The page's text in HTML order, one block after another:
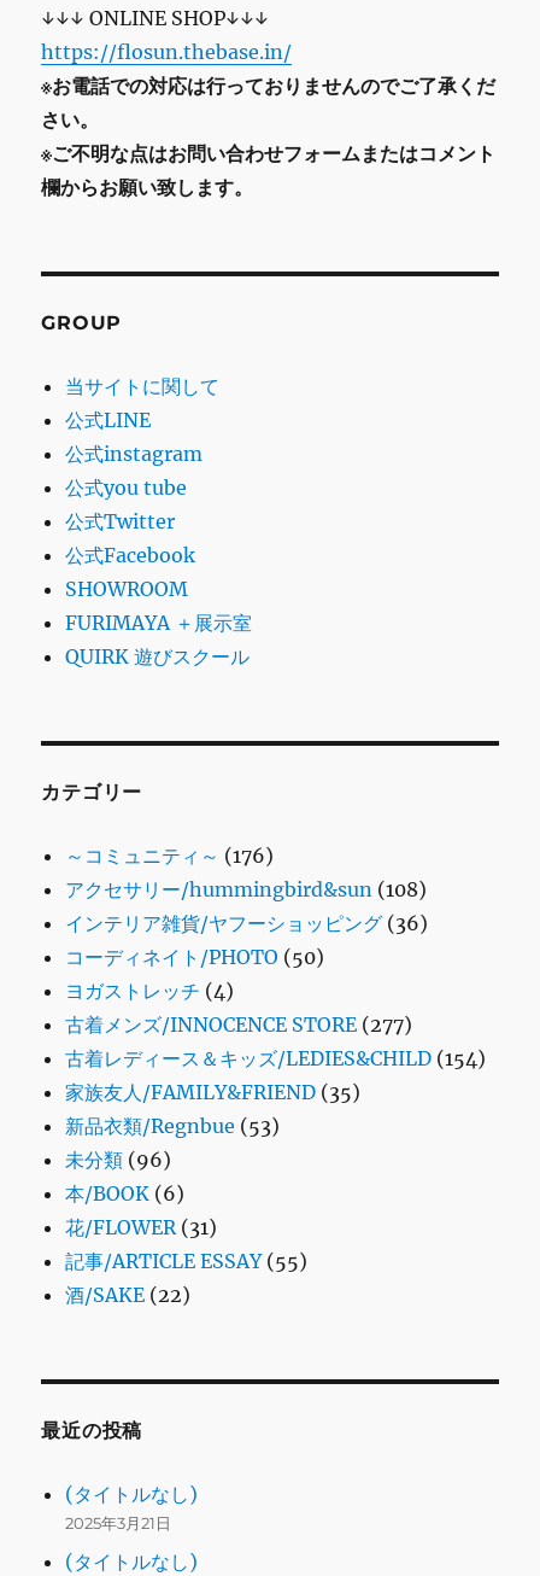
↓↓↓ ONLINE SHOP↓↓↓
https://flosun.thebase.in/
※お電話での対応は行っておりませんのでご了承くだ
さい。
※ご不明な点はお問い合わせフォームまたはコメント
欄からお願い致します。
GROUP
当サイトに関して
公式LINE
公式instagram
公式you tube
公式Twitter
公式Facebook
SHOWROOM
FURIMAYA ＋展示室
QUIRK 遊びスクール
カテゴリー
～コミュニティ～ (176)
アクセサリー/hummingbird&sun (108)
インテリア雑貨/ヤフーショッピング (36)
コーディネイト/PHOTO (50)
ヨガストレッチ (4)
古着メンズ/INNOCENCE STORE (277)
古着レディース＆キッズ/LEDIES&CHILD (154)
家族友人/FAMILY&FRIEND (35)
新品衣類/Regnbue (53)
未分類 (96)
本/BOOK (6)
花/FLOWER(31)
記事/ARTICLE ESSAY(55)
酒/SAKE (22)
最近の投稿
(タイトルなし)
2025年3月21日
(タイトルなし)